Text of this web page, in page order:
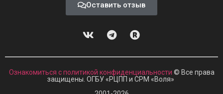
Оставить отзыв
Ознакомиться с политикой конфиденциальности © Все права
защищены. ОГБУ «РЦПП и СРМ «Воля»